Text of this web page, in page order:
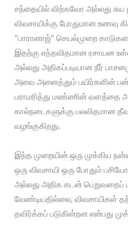
சந்தையில் விற்கவோ அல்லது சுய
விவசாயிக்கு போதுமான உணவு
"பாரானாஜ்" செயல்முறை
இதற்கு எந்தவிதமான ரசாயன
அல்லது அதிகப்படியான நீர்
அவை அனைத்தும் பயிர்களின்
பராமரித்து மண்ணின் வளத்தை
கால்நடைகளுக்கு பலவிதமான
வழங்குகிறது.
இந்த முறையின் ஒரு முக்கிய
ஒரு விவசாயி ஒரு போதும்
அல்லது அதிக கடன் பெறுவதைப்
வேண்டியதில்லை, விவசாயிகள்
தவிர்க்கப் படுகின்றன என்பது